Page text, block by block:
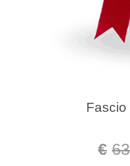
Fascio
€